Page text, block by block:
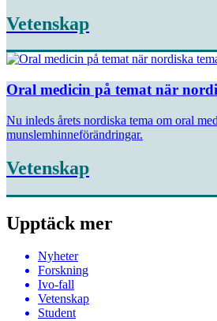
Vetenskap
Oral medicin på temat när
Nu inleds årets nordiska tema om oral
munslemhinneförändringar.
Vetenskap
Upptäck mer
Nyheter
Forskning
Ivo-fall
Vetenskap
Student